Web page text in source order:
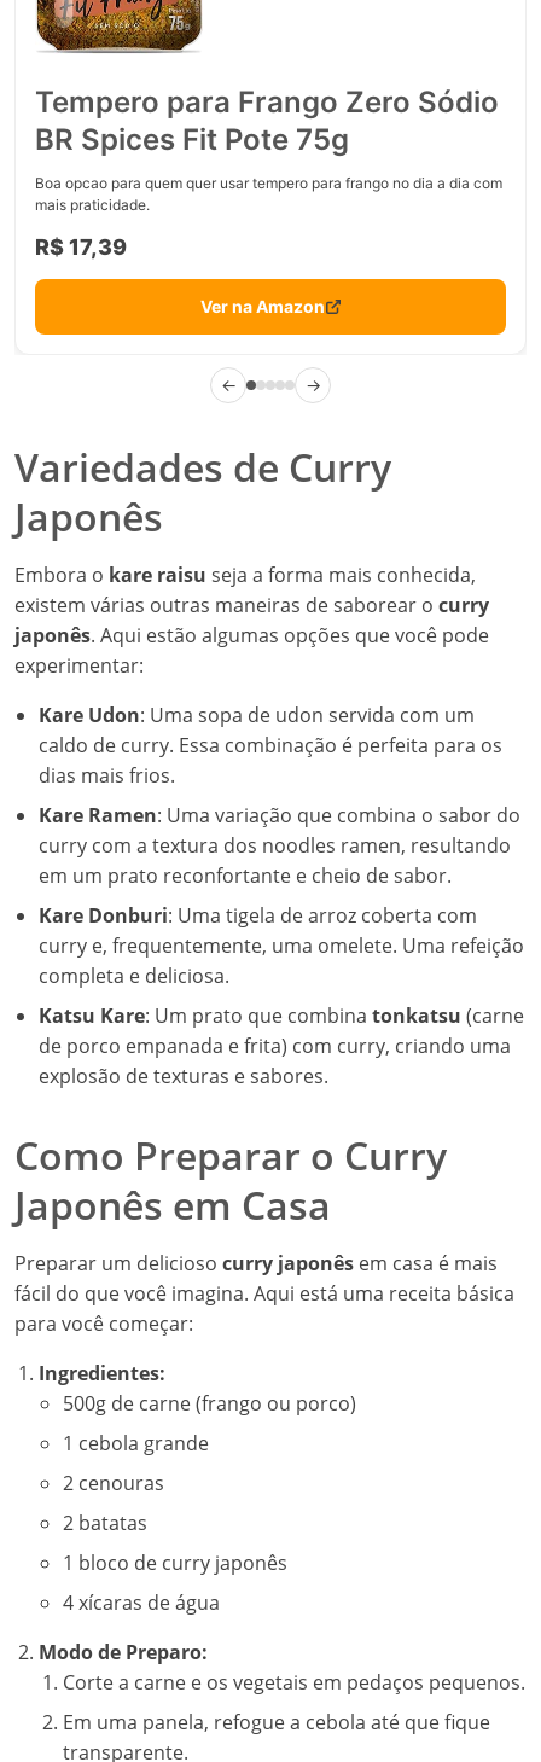
Tempero para Frango Zero Sódio
BR Spices Fit Pote 75g
Boa opcao para quem quer usar tempero para frango no dia a dia com
mais praticidade.
R$ 17,39
Ver na Amazon
← →
Variedades de Curry
Japonês
Embora o kare raisu seja a forma mais conhecida,
existem várias outras maneiras de saborear o curry
japonês. Aqui estão algumas opções que você pode
experimentar:
Kare Udon: Uma sopa de udon servida com um
caldo de curry. Essa combinação é perfeita para os
dias mais frios.
Kare Ramen: Uma variação que combina o sabor do
curry com a textura dos noodles ramen, resultando
em um prato reconfortante e cheio de sabor.
Kare Donburi: Uma tigela de arroz coberta com
curry e, frequentemente, uma omelete. Uma refeição
completa e deliciosa.
Katsu Kare: Um prato que combina tonkatsu (carne
de porco empanada e frita) com curry, criando uma
explosão de texturas e sabores.
Como Preparar o Curry
Japonês em Casa
Preparar um delicioso curry japonês em casa é mais
fácil do que você imagina. Aqui está uma receita básica
para você começar:
Ingredientes:
500g de carne (frango ou porco)
1 cebola grande
2 cenouras
2 batatas
1 bloco de curry japonês
4 xícaras de água
Modo de Preparo:
Corte a carne e os vegetais em pedaços pequenos.
Em uma panela, refogue a cebola até que fique
transparente.